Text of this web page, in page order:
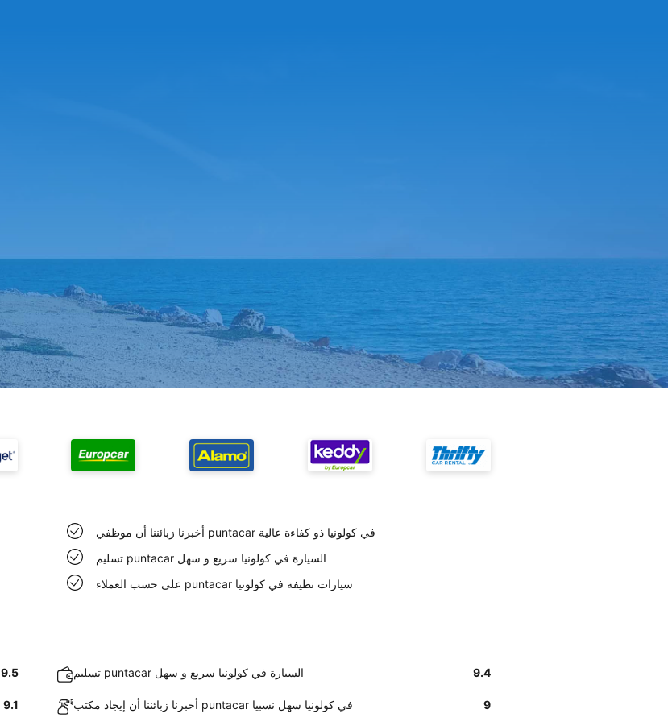
أخبرنا زبائننا أن موظفي puntacar في كولونيا ذو كفاءة عالية
تسليم puntacar السيارة في كولونيا سريع و سهل
على حسب العملاء puntacar سيارات نظيفة في كولونيا
9.5 تسليم puntacar السيارة في كولونيا سريع و سهل 9.4
9.1 أخبرنا زبائننا أن إيجاد مكتب puntacar في كولونيا سهل نسبيا 9